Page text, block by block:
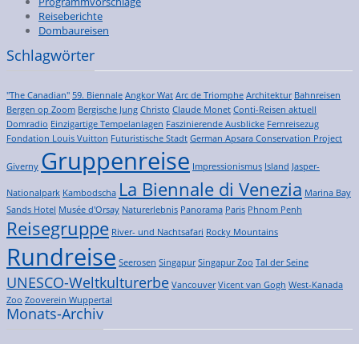
Reiseberichte
Dombaureisen
Schlagwörter
"The Canadian" 59. Biennale Angkor Wat Arc de Triomphe Architektur Bahnreisen
Bergen op Zoom Bergische Jung Christo Claude Monet Conti-Reisen aktuell
Domradio Einzigartige Tempelanlagen Faszinierende Ausblicke Fernreisezug
Fondation Louis Vuitton Futuristische Stadt German Apsara Conservation Project
Giverny Gruppenreise Impressionismus Island Jasper-
Nationalpark Kambodscha La Biennale di Venezia Marina Bay
Sands Hotel Musée d'Orsay Naturerlebnis Panorama Paris Phnom Penh
Reisegruppe River- und Nachtsafari Rocky Mountains
Rundreise Seerosen Singapur Singapur Zoo Tal der Seine
UNESCO-Weltkulturerbe Vancouver Vicent van Gogh West-Kanada
Zoo Zooverein Wuppertal
Monats-Archiv